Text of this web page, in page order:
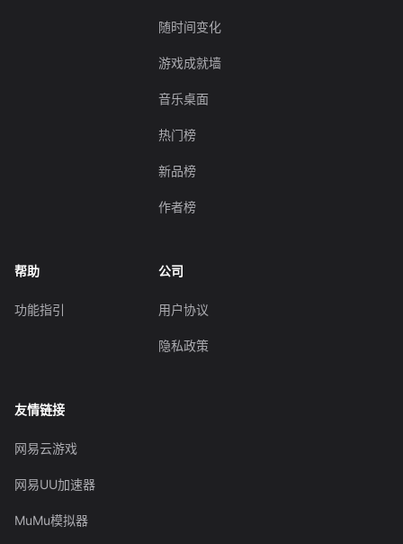
随时间变化
游戏成就墙
音乐桌面
热门榜
新品榜
作者榜
帮助
功能指引
公司
用户协议
隐私政策
友情链接
网易云游戏
网易UU加速器
MuMu模拟器